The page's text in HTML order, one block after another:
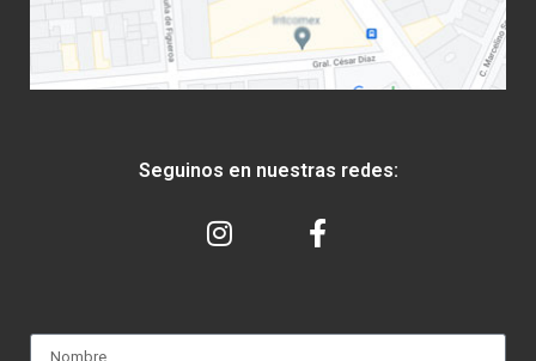
Seguinos en nuestras redes: